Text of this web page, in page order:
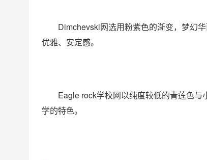
Dimchevski网选用粉紫色的渐变，梦幻
优雅、安定感。
Eagle rock学校网以纯度较低的青莲色
学的特色。